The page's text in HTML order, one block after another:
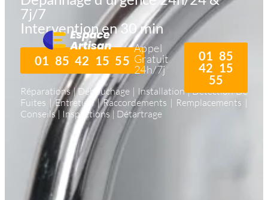
Appel
Gratuit
24h/7j
01 85
42 15
55
7j/7
Intervention en 30 min
01 85 42 15 55
Réparations | Débouchage | Installation | Détection De
Fuites | Entretien | Raccordements | Remplacements |
Conseils | Inspections | Détartrage